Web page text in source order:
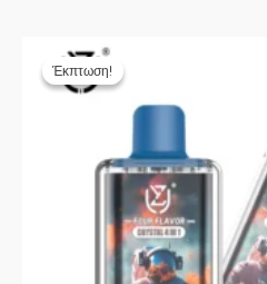
Έκπτωση!
Έκπτωση!
αρχική
τιμή
ήταν:
Η
τρέχουσα
τιμή
€6.38.